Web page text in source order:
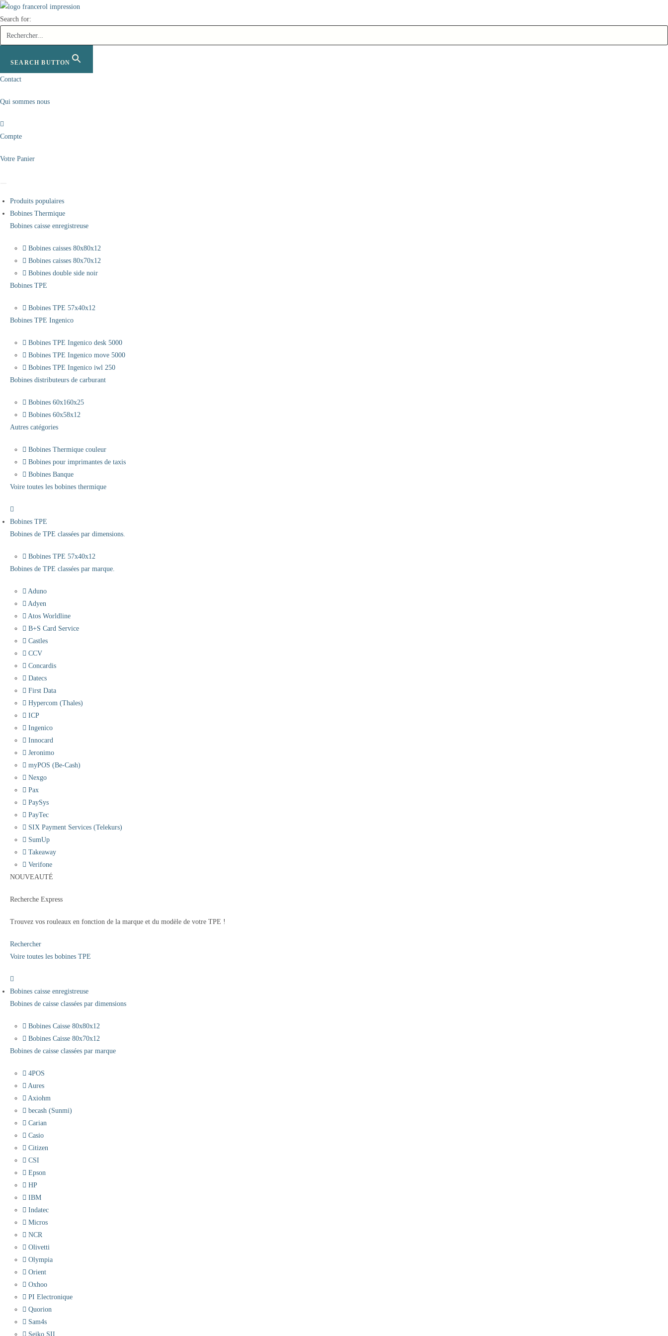
Skip
to
Search for:
SEARCH BUTTON
Contact
Qui sommes nous
Compte
Votre Panier
Produits populaires
Bobines Thermique
Bobines caisse enregistreuse
Bobines caisses 80x80x12
Bobines caisses 80x70x12
Bobines double side noir
Bobines TPE
Bobines TPE 57x40x12
Bobines TPE Ingenico
Bobines TPE Ingenico desk 5000
Bobines TPE Ingenico move 5000
Bobines TPE Ingenico iwl 250
Bobines distributeurs de carburant
Bobines 60x160x25
Bobines 60x58x12
Autres catégories
Bobines Thermique couleur
Bobines pour imprimantes de taxis
Bobines Banque
Voire toutes les bobines thermique
Bobines TPE
Bobines de TPE classées par dimensions.
Bobines TPE 57x40x12
Bobines de TPE classées par marque.
Aduno
Adyen
Atos Worldline
B+S Card Service
Castles
CCV
Concardis
Datecs
First Data
Hypercom (Thales)
ICP
Ingenico
Innocard
Jeronimo
myPOS (Be-Cash)
Nexgo
Pax
PaySys
PayTec
SIX Payment Services (Telekurs)
SumUp
Takeaway
Verifone
NOUVEAUTÉ
Recherche Express
Trouvez vos rouleaux en fonction de la marque et du modèle de votre TPE !
Rechercher
Voire toutes les bobines TPE
Bobines caisse enregistreuse
Bobines de caisse classées par dimensions
Bobines Caisse 80x80x12
Bobines Caisse 80x70x12
Bobines de caisse classées par marque
4POS
Aures
Axiohm
becash (Sunmi)
Carian
Casio
Citizen
CSI
Epson
HP
IBM
Indatec
Micros
NCR
Olivetti
Olympia
Orient
Oxhoo
PI Electronique
Quorion
Sam4s
Seiko SII